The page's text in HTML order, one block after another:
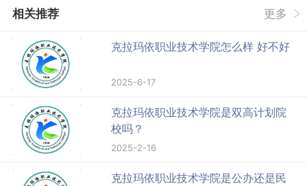
相关推荐 更多
克拉玛依职业技术学院怎么样 好不好
2025-6-17
克拉玛依职业技术学院是双高计划院
校吗？
2025-2-16
克拉玛依职业技术学院是公办还是民